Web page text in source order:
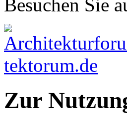
Besuchen Sie
Zur